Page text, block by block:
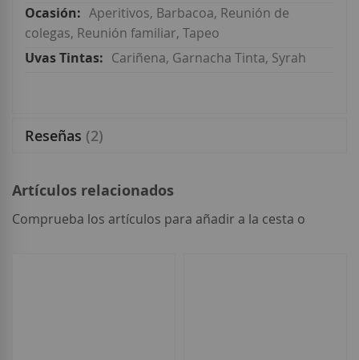
Aperitivos, Barbacoa, Reunión de
colegas, Reunión familiar, Tapeo
Cariñena, Garnacha Tinta, Syrah
Reseñas 2
Artículos relacionados
Comprueba los artículos para añadir a la cesta o